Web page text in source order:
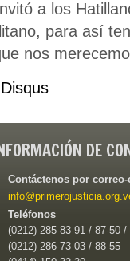
a los
para así
nos
Disqus
DE
Contáctenos por
Teléfonos
(0212) 285-83-91 / 87-50 /
(0212) 286-73-03 / 88-55